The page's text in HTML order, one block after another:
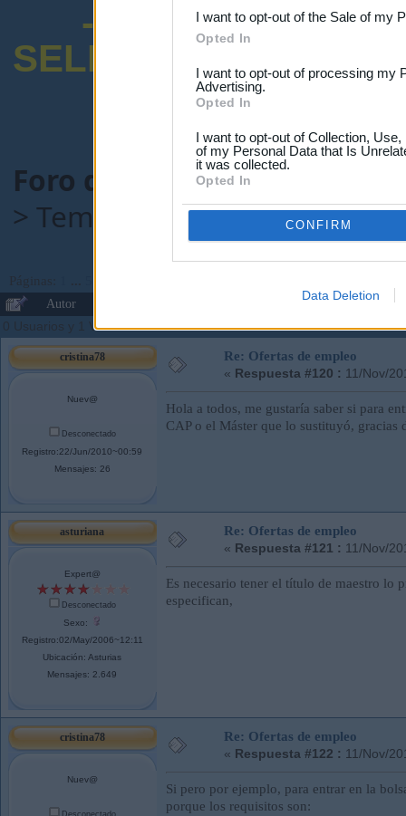
I want to opt-out of the Sale of my
Opted In
I want to opt-out of processing my
Advertising.
Opted In
I want to opt-out of Collection,
of my Personal Data that Is
it was collected.
Opted In
CONFIRM
Data Deletion
-ENCUESTA
SELECTIVO
Foro de Maestros25
> Tema:
Ofertas de empleo
Páginas: ...
Autor
Tema: Ofertas de empleo (Leído 167535 veces)
0 Usuarios y 1 Visitante están viendo este tema.
cristina78
Nuev@
Desconectado
Registro:22/Jun/2010~00:59
Mensajes: 26
Re: Ofertas de empleo
« Respuesta #120 : 11/Nov/
Hola a todos, me gustaría saber si para
CAP o el Máster que lo sustituyó, gracias
asturiana
Expert@
Desconectado
Sexo:
Registro:02/May/2006~12:11
Ubicación: Asturias
Mensajes: 2.649
Re: Ofertas de empleo
« Respuesta #121 : 11/Nov/
Es necesario tener el título de maestro lo
especifican,
cristina78
Nuev@
Desconectado
Re: Ofertas de empleo
« Respuesta #122 : 11/Nov/
Si pero por ejemplo, para entrar en la
porque los requisitos son: